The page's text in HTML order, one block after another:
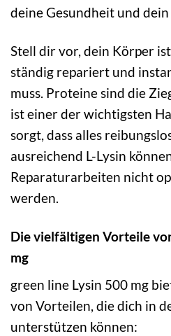
deine Gesundheit und
Stell dir vor, dein Körper
ständig repariert und
muss. Proteine sind die
ist einer der wichtigsten
sorgt, dass alles
ausreichend L-Lysin
Reparaturarbeiten nicht
werden.
Die vielfältigen Vorteile
mg
green line Lysin 500 mg
von Vorteilen, die dich in
unterstützen können: